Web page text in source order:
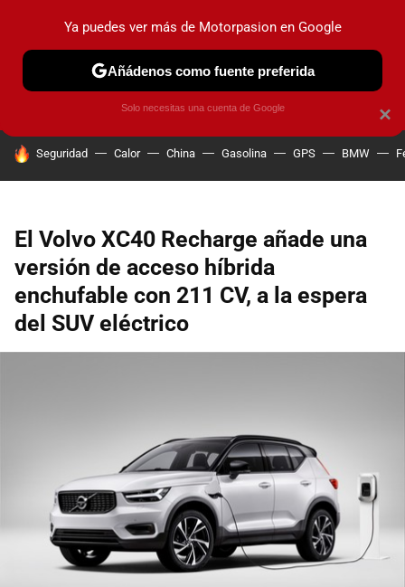
PRUEBAS COCHES ELÉCTRICOS OBSERVATORIO
HOY SE HABLA DE
Seguridad Calor China Gasolina GPS BMW
El Volvo XC40 Recharge añade una
versión de acceso híbrida
enchufable con 211 CV, a la espera
del SUV eléctrico
×
Ya puedes ver más de Motorpasion en Google
Añádenos como fuente preferida
Solo necesitas una cuenta de Google